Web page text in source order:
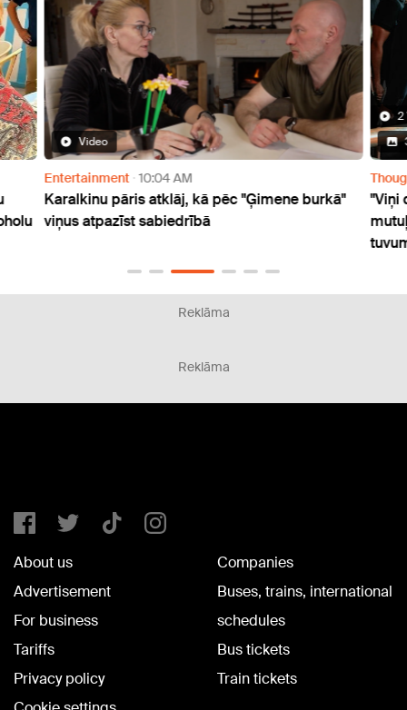
Video
Entertainment 10:04 AM
Karalkinu pāris atklāj, kā pēc "Ģimene burkā"
viņus atpazīst sabiedrībā
2
"Viņi
Reklāma
Reklāma
About us
Advertisement
For business
Tariffs
Privacy policy
Companies
Buses, trains, international
schedules
Bus tickets
Train tickets